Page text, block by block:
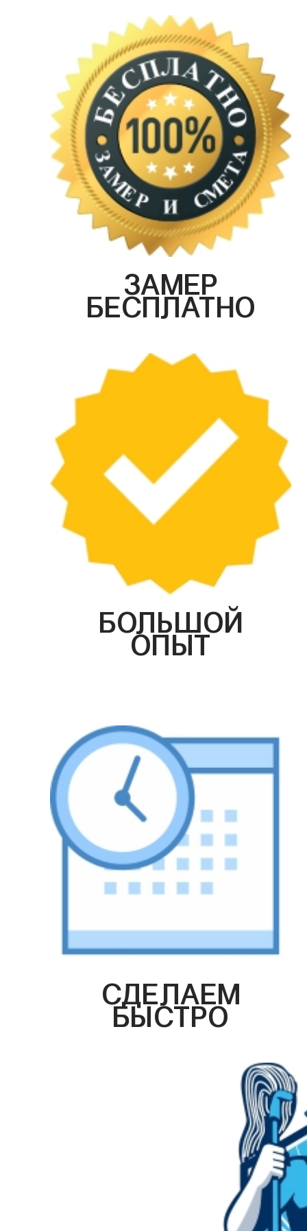
ЗАМЕР
БЕСПЛАТНО
БОЛЬШОЙ
ОПЫТ
СДЕЛАЕМ
БЫСТРО